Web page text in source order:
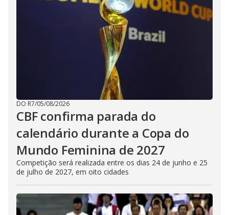
DO R7/05/08/2026
CBF confirma parada do
calendário durante a Copa do
Mundo Feminina de 2027
Competição será realizada entre os dias 24 de junho e 25
de julho de 2027, em oito cidades